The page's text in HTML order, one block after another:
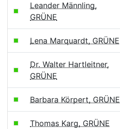
Leander Männling,
GRÜNE
Lena Marquardt, GRÜNE
Dr. Walter Hartleitner,
GRÜNE
Barbara Körpert, GRÜNE
Thomas Karg, GRÜNE